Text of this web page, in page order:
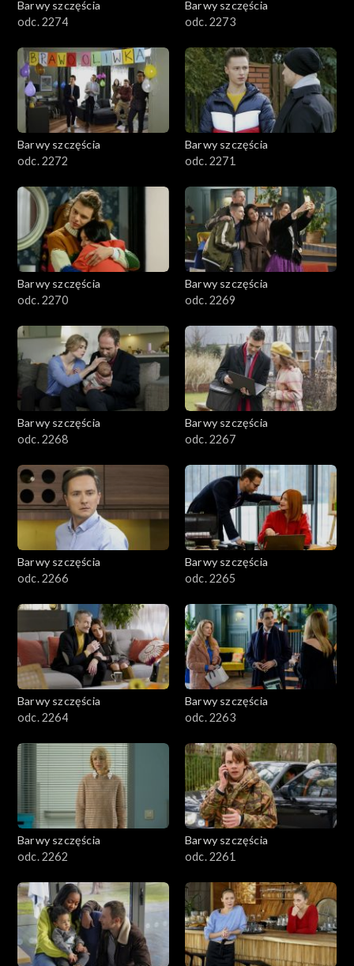
Barwy szczęścia
odc. 2274
Barwy szczęścia
odc. 2273
Barwy szczęścia
odc. 2272
Barwy szczęścia
odc. 2271
Barwy szczęścia
odc. 2270
Barwy szczęścia
odc. 2269
Barwy szczęścia
odc. 2268
Barwy szczęścia
odc. 2267
Barwy szczęścia
odc. 2266
Barwy szczęścia
odc. 2265
Barwy szczęścia
odc. 2264
Barwy szczęścia
odc. 2263
Barwy szczęścia
odc. 2262
Barwy szczęścia
odc. 2261